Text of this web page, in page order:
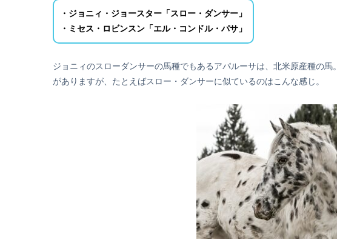
・ジョニィ・ジョースター「スロー・ダンサー」
・ミセス・ロビンスン「エル・コンドル・パサ」
ジョニィのスローダンサーの馬種でもあるアパルーサは、北米原産種の馬。
がありますが、たとえばスロー・ダンサーに似ているのはこんな感じ。